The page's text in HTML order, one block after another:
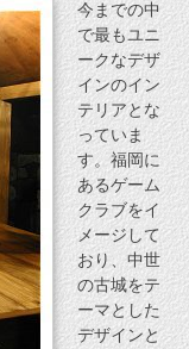
今までの中
で最もユニ
ークなデザ
インのイン
テリアとな
っていま
す。福岡に
あるゲーム
クラブをイ
メージして
おり、中世
の古城をテ
ーマとした
デザインと